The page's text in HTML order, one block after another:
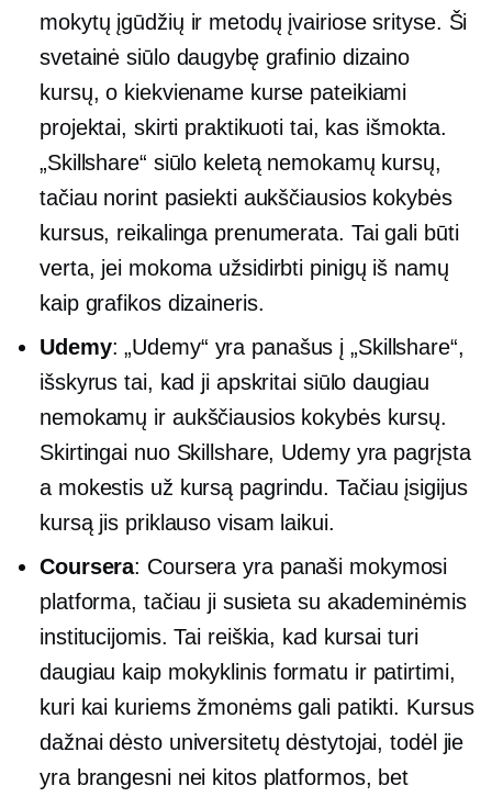
mokytų įgūdžių ir metodų įvairiose srityse. Ši
svetainė siūlo daugybę grafinio dizaino
kursų, o kiekviename kurse pateikiami
projektai, skirti praktikuoti tai, kas išmokta.
„Skillshare“ siūlo keletą nemokamų kursų,
tačiau norint pasiekti aukščiausios kokybės
kursus, reikalinga prenumerata. Tai gali būti
verta, jei mokoma užsidirbti pinigų iš namų
kaip grafikos dizaineris.
Udemy: „Udemy“ yra panašus į „Skillshare“,
išskyrus tai, kad ji apskritai siūlo daugiau
nemokamų ir aukščiausios kokybės kursų.
Skirtingai nuo Skillshare, Udemy yra pagrįsta
a mokestis už kursą pagrindu. Tačiau įsigijus
kursą jis priklauso visam laikui.
Coursera: Coursera yra panaši mokymosi
platforma, tačiau ji susieta su akademinėmis
institucijomis. Tai reiškia, kad kursai turi
daugiau kaip mokyklinisformatu ir patirtimi,
kuri kai kuriems žmonėms gali patikti. Kursus
dažnai dėsto universitetų dėstytojai, todėl jie
yra brangesni nei kitos platformos, bet